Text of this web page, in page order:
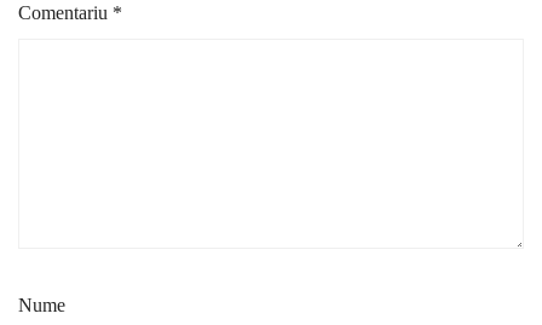
Comentariu *
Nume